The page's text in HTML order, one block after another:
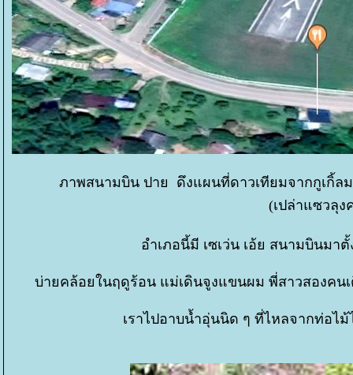
ภาพสนามบิน ปาย ดึงแผนที่ดาวเทียมจากกูเกิ้ล
(เปล่าแซวลุ
อำเภอนี้มี เซเว่น เอ้ย สนามบินม
บ่ายคล้อยในฤดูร้อน แม่เดินจูงแขนผม พี่สาวสองคน
เราไปอาบน้ำอุ่นนิด ๆ ที่ไหลจากท่อไ